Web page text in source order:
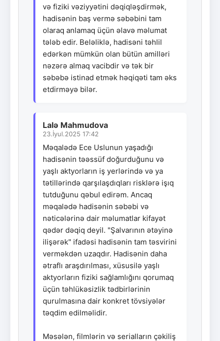
və fiziki vəziyyətini dəqiqləşdirmək,
hadisənin baş vermə səbəbini tam
olaraq anlamaq üçün əlavə məlumat
tələb edir. Beləliklə, hadisəni təhlil
edərkən mümkün olan bütün amilləri
nəzərə almaq vacibdir və tək bir
səbəbə istinad etmək həqiqəti tam əks
etdirməyə bilər.
Lalə Mahmudova
23.İyul.2025 17:42
Məqalədə Ece Uslunun yaşadığı
hadisənin təəssüf doğurduğunu və
yaşlı aktyorların iş yerlərində və ya
tətillərində qarşılaşdıqları risklərə işıq
tutduğunu qəbul edirəm. Ancaq
məqalədə hadisənin səbəbi və
nəticələrinə dair məlumatlar kifayət
qədər dəqiq deyil. "Şalvarının ətəyinə
ilişərək" ifadəsi hadisənin tam təsvirini
verməkdən uzaqdır. Hadisənin daha
ətraflı araşdırılması, xüsusilə yaşlı
aktyorların fiziki sağlamlığını qorumaq
üçün təhlükəsizlik tədbirlərinin
qurulmasına dair konkret tövsiyələr
təqdim edilməlidir.
Məsələn, filmlərin və serialların çəkiliş